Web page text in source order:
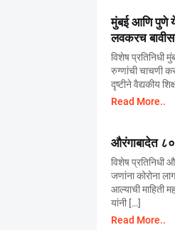
मुंबई आणि पुणे
लवकरच
विशेष प्रतिनिधी
रुग्णांची चाचणी
दृष्टीने वैद्यकीय
Read More..
औरंगाबादेत
विशेष प्रतिनिधी
जणांना कोरोना
आल्याची माहिती
यांनी […]
Read More..